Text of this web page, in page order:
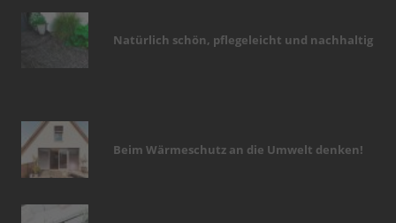
Natürlich schön, pflegeleicht und nachhaltig
Beim Wärmeschutz an die Umwelt denken!